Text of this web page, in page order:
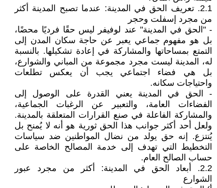
2.1. تعريف الحق في المدينة: عندما تصبح المدينة أكثر
من مجرد إسفلت وحجر
- "الحق في المدينة" عند لوفيفر ليس حقًا فرديًا محضًا،
بل هو مفهوم جماعي يعبر عن حاجة سكان المدن إلى
التمتع بمساحاتها والمشاركة في إعادة تشكيلها. بالنسبة
له، المدينة ليست مجرد مجموعة من المباني والشوارع،
بل هي فضاء اجتماعي يجب أن يعكس تطلعات
واحتياجات سكانه.
- الحق في المدينة يعني القدرة على الوصول إلى
الفضاءات العامة، والتعبير عن الرغبات الجماعية،
والمشاركة الفاعلة في صنع القرارات المتعلقة بالمدينة.
ولعل أحد أكثر جوانب هذا الحق ثورية هو أنه لا يُمنح بل
يُنتزع. إنه حق يولد من نضال المواطنين ضد سياسات
التخطيط التي تهدف إلى خدمة المصالح الخاصة على
حساب الصالح العام.
2.2. أبعاد الحق في المدينة: أكثر من مجرد عبور
الشوارع